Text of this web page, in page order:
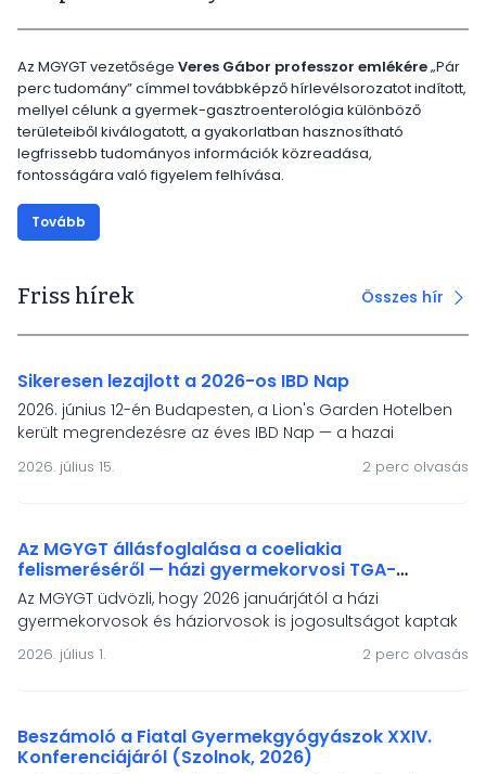
Az MGYGT vezetősége Veres Gábor professzor emlékére„Pár
perc tudomány” címmel továbbképző hírlevélsorozatot indított,
mellyel célunk a gyermek-gasztroenterológia különböző
területeiből kiválogatott, a gyakorlatban hasznosítható
legfrissebb tudományos információk közreadása,
fontosságára való figyelem felhívása.
Tovább
Friss hírek
Sikeresen lezajlott a 2026-os IBD Nap
2026. június 12-én Budapesten, a Lion's Garden Hotelben
került megrendezésre az éves IBD Nap — a hazai
gyermek-gasztroenterológiai IBD-ellátás és a HUPIR
regiszter önkéntes töltőinek fóruma. A rendezvény
életminőségének támogatása állt.
2026. július 15. 2 perc olvasás
Az MGYGT állásfoglalása a coeliakia
felismeréséről — házi gyermekorvosi TGA-
vizsgálati jogosultság és a népességszűrés
igénye
Az MGYGT üdvözli, hogy 2026 januárjától a házi
gyermekorvosok és háziorvosok is jogosultságot kaptak
a szöveti transzglutamináz elleni antitest vizsgálat
elvégeztetésére coeliakia gyanú esetén. Állásfoglalásunk
épülő népességszűrés szükséges.
2026. július 1. 2 perc olvasás
Beszámoló a Fiatal Gyermekgyógyászok XXIV.
Konferenciájáról (Szolnok, 2026)
Összes hír